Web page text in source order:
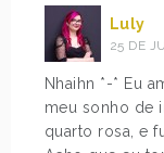
Luly
25 DE
Nhaihn *-* Eu
meu sonho de
quarto rosa, e